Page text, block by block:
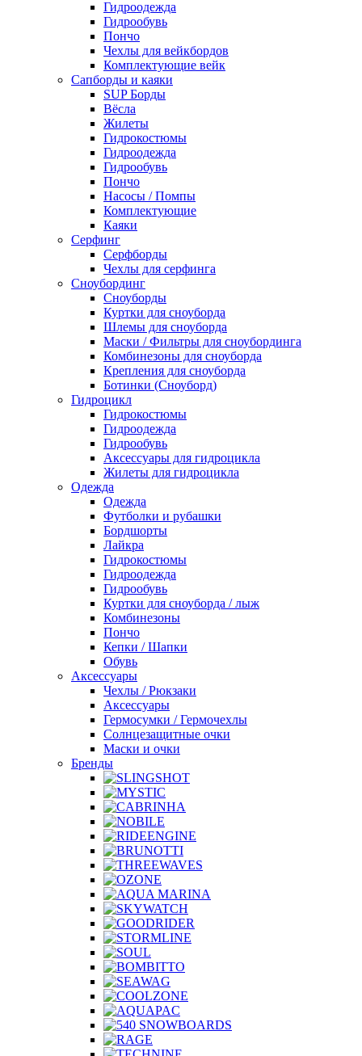
Гидроодежда
Гидрообувь
Пончо
Чехлы для вейкбордов
Комплектующие вейк
Сапборды и каяки
SUP Борды
Вёсла
Жилеты
Гидрокостюмы
Гидроодежда
Гидрообувь
Пончо
Насосы / Помпы
Комплектующие
Каяки
Серфинг
Серфборды
Чехлы для серфинга
Сноубординг
Сноуборды
Куртки для сноуборда
Шлемы для сноуборда
Маски / Фильтры для сноубординга
Комбинезоны для сноуборда
Крепления для сноуборда
Ботинки (Сноуборд)
Гидроцикл
Гидрокостюмы
Гидроодежда
Гидрообувь
Аксессуары для гидроцикла
Жилеты для гидроцикла
Одежда
Одежда
Футболки и рубашки
Бордшорты
Лайкра
Гидрокостюмы
Гидроодежда
Гидрообувь
Куртки для сноуборда / лыж
Комбинезоны
Пончо
Кепки / Шапки
Обувь
Аксессуары
Чехлы / Рюкзаки
Аксессуары
Гермосумки / Гермочехлы
Солнцезащитные очки
Маски и очки
Бренды